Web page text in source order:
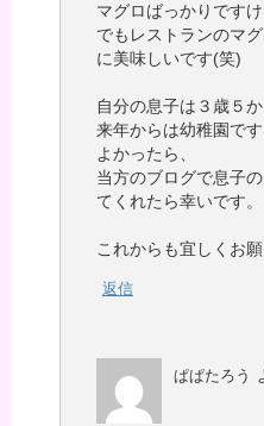
マグロばっかりですけ
でもレストランのマ
に美味しいです(笑)
自分の息子は３歳５
来年からは幼稚園です
よかったら、
当方のブログで息子
てくれたら幸いです。
これからも宜しくお願
返信
ぱぱたろう